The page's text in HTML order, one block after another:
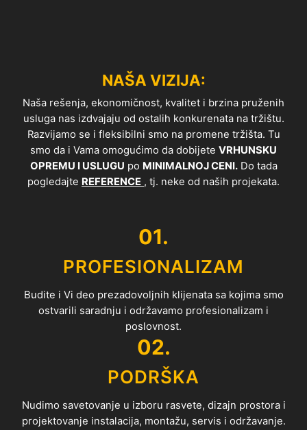
NAŠA VIZIJA:
Naša rešenja, ekonomičnost, kvalitet i brzina pruženih
usluga nas izdvajaju od ostalih konkurenata na tržištu.
Razvijamo se i fleksibilni smo na promene tržišta. Tu
smo da i Vama omogućimo da dobijete VRHUNSKU
OPREMU I USLUGU po MINIMALNOJ CENI.Do tada
pogledajte REFERENCE , tj. neke od naših projekata.
01.
PROFESIONALIZAM
Budite i Vi deo prezadovoljnih klijenata sa kojima smo
ostvarili saradnju i održavamo profesionalizam i
poslovnost.
02.
PODRŠKA
Nudimo savetovanje u izboru rasvete, dizajn prostora i
projektovanje instalacija, montažu, servis i održavanje.